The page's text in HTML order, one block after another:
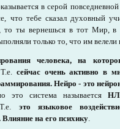
в серой
что тебе сказал духовный
то ты вернешься в тот Мир, в
только то, что им
человека, на
сейчас очень активно в
Нейро - это
это система называется
это языковое
на его психику.